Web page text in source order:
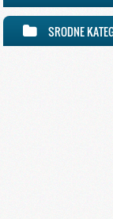
SRODNE